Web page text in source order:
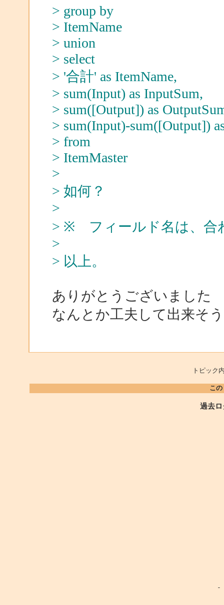
> group by
> ItemName
> union
> select
> '合計' as ItemName,
> sum(Input) as InputSum,
> sum([Output]) as
> sum(Input)-sum([Output])
> from
> ItemMaster
>
> 如何？
>
> ※ フィールド名は、合
>
> 以上。
ありがとうございました
なんとか工夫して出来そ
トピッ
こ
過去